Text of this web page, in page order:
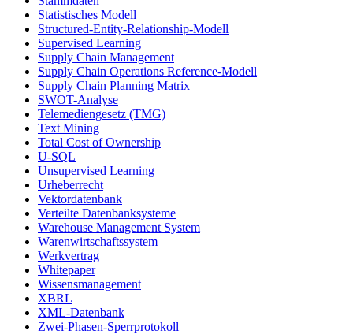
Statistisches Modell
Structured-Entity-Relationship-Modell
Supervised Learning
Supply Chain Management
Supply Chain Operations Reference-Modell
Supply Chain Planning Matrix
SWOT-Analyse
Telemediengesetz (TMG)
Text Mining
Total Cost of Ownership
U-SQL
Unsupervised Learning
Urheberrecht
Vektordatenbank
Verteilte Datenbanksysteme
Warehouse Management System
Warenwirtschaftssystem
Werkvertrag
Whitepaper
Wissensmanagement
XBRL
XML-Datenbank
Zwei-Phasen-Sperrprotokoll